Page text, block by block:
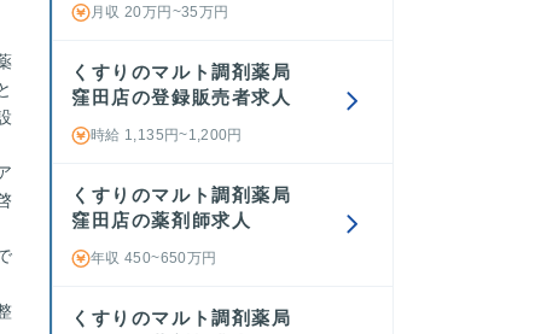
月収 20万円~35万円
くすりのマルト調剤薬局
窪田店の登録販売者求人
時給 1,135円~1,200円
くすりのマルト調剤薬局
窪田店の薬剤師求人
年収 450~650万円
くすりのマルト調剤薬局